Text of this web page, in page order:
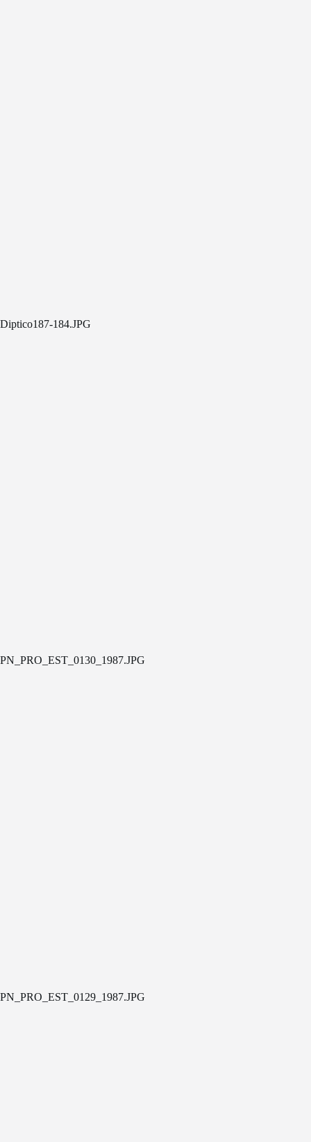
Diptico187-184.JPG
PN_PRO_EST_0130_1987.JPG
PN_PRO_EST_0129_1987.JPG